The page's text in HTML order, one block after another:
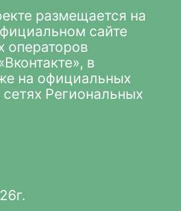
размещается на
сайте
операторов
, в
на официальных
Региональных